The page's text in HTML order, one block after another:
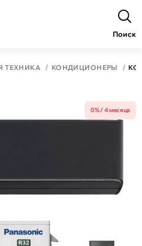
Поиск
ТЕХНИКА КОНДИЦИОНЕРЫ
0% / 4 месяца